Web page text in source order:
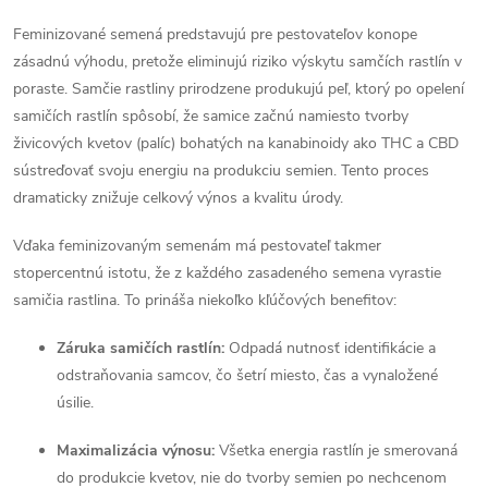
d
a
c
i
e
p
r
á
n
k
o
v
a
n
i
e
Feminizované semená predstavujú pre pestovateľov konope
zásadnú výhodu, pretože eliminujú riziko výskytu samčích rastlín v
poraste. Samčie rastliny prirodzene produkujú peľ, ktorý po opelení
samičích rastlín spôsobí, že samice začnú namiesto tvorby
živicových kvetov (palíc) bohatých na kanabinoidy ako THC a CBD
sústreďovať svoju energiu na produkciu semien. Tento proces
dramaticky znižuje celkový výnos a kvalitu úrody.
Vďaka feminizovaným semenám má pestovateľ takmer
stopercentnú istotu, že z každého zasadeného semena vyrastie
samičia rastlina. To prináša niekoľko kľúčových benefitov:
Záruka samičích rastlín: Odpadá nutnosť identifikácie a
odstraňovania samcov, čo šetrí miesto, čas a vynaložené
úsilie.
Maximalizácia výnosu: Všetka energia rastlín je smerovaná
do produkcie kvetov, nie do tvorby semien po nechcenom